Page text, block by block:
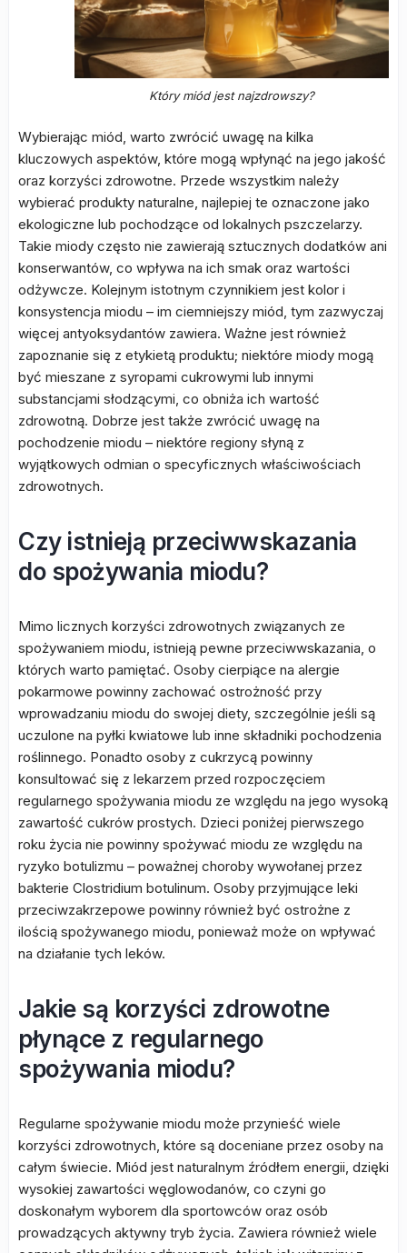
Który miód jest najzdrowszy?
Wybierając miód, warto zwrócić uwagę na kilka
kluczowych aspektów, które mogą wpłynąć na jego jakość
oraz korzyści zdrowotne. Przede wszystkim należy
wybierać produkty naturalne, najlepiej te oznaczone jako
ekologiczne lub pochodzące od lokalnych pszczelarzy.
Takie miody często nie zawierają sztucznych dodatków ani
konserwantów, co wpływa na ich smak oraz wartości
odżywcze. Kolejnym istotnym czynnikiem jest kolor i
konsystencja miodu – im ciemniejszy miód, tym zazwyczaj
więcej antyoksydantów zawiera. Ważne jest również
zapoznanie się z etykietą produktu; niektóre miody mogą
być mieszane z syropami cukrowymi lub innymi
substancjami słodzącymi, co obniża ich wartość
zdrowotną. Dobrze jest także zwrócić uwagę na
pochodzenie miodu – niektóre regiony słyną z
wyjątkowych odmian o specyficznych właściwościach
zdrowotnych.
Czy istnieją przeciwwskazania
do spożywania miodu?
Mimo licznych korzyści zdrowotnych związanych ze
spożywaniem miodu, istnieją pewne przeciwwskazania, o
których warto pamiętać. Osoby cierpiące na alergie
pokarmowe powinny zachować ostrożność przy
wprowadzaniu miodu do swojej diety, szczególnie jeśli są
uczulone na pyłki kwiatowe lub inne składniki pochodzenia
roślinnego. Ponadto osoby z cukrzycą powinny
konsultować się z lekarzem przed rozpoczęciem
regularnego spożywania miodu ze względu na jego wysoką
zawartość cukrów prostych. Dzieci poniżej pierwszego
roku życia nie powinny spożywać miodu ze względu na
ryzyko botulizmu – poważnej choroby wywołanej przez
bakterie Clostridium botulinum. Osoby przyjmujące leki
przeciwzakrzepowe powinny również być ostrożne z
ilością spożywanego miodu, ponieważ może on wpływać
na działanie tych leków.
Jakie są korzyści zdrowotne
płynące z regularnego
spożywania miodu?
Regularne spożywanie miodu może przynieść wiele
korzyści zdrowotnych, które są doceniane przez osoby na
całym świecie. Miód jest naturalnym źródłem energii, dzięki
wysokiej zawartości węglowodanów, co czyni go
doskonałym wyborem dla sportowców oraz osób
prowadzących aktywny tryb życia. Zawiera również wiele